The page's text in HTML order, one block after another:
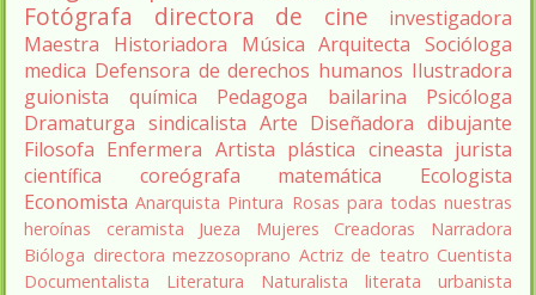
Fotógrafa
directora de cine
investigadora
Maestra
Historiadora Música Arquitecta Socióloga
medica Defensora de derechos humanos Ilustradora
guionista
química Pedagoga bailarina
Psicóloga
Dramaturga sindicalista Arte Diseñadora dibujante
Filosofa Enfermera Artista plástica cineasta jurista
científica
coreógrafa matemática
Ecologista
Economista Anarquista Pintura Rosas para todas nuestras
heroínas
ceramista Jueza Mujeres Creadoras
Narradora
Bióloga directora mezzosoprano Actriz de teatro Cuentista
Documentalista
Literatura Naturalista literata
urbanista